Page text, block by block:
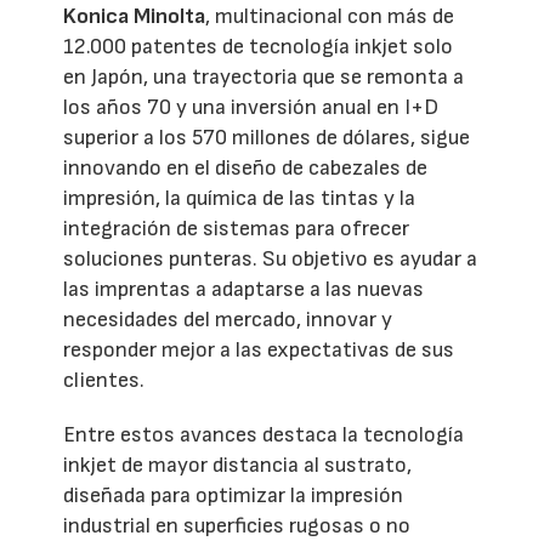
Konica Minolta, multinacional con más de
12.000 patentes de tecnología inkjet solo
en Japón, una trayectoria que se remonta a
los años 70 y una inversión anual en I+D
superior a los 570 millones de dólares, sigue
innovando en el diseño de cabezales de
impresión, la química de las tintas y la
integración de sistemas para ofrecer
soluciones punteras. Su objetivo es ayudar a
las imprentas a adaptarse a las nuevas
necesidades del mercado, innovar y
responder mejor a las expectativas de sus
clientes.
Entre estos avances destaca la tecnología
inkjet de mayor distancia al sustrato,
diseñada para optimizar la impresión
industrial en superficies rugosas o no